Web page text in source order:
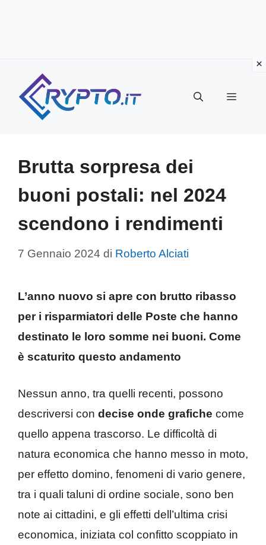
contenuto
Menu
Brutta sorpresa dei
buoni postali: nel 2024
scendono i rendimenti
7 Gennaio 2024 di Roberto Alciati
L’anno nuovo si apre con brutto ribasso
per i risparmiatori delle Poste che hanno
destinato le loro somme nei buoni. Come
è scaturito questo andamento
Nessun anno, tra quelli recenti, possono
descriversi con decise onde grafiche come
quello appena trascorso. Le difficoltà di
natura economica che hanno messo in moto,
per effetto domino, fenomeni di vario genere,
tra i quali taluni di ordine sociale, sono ben
note ai cittadini, e gli effetti dell’ultima crisi
economica, iniziata col confitto scoppiato in